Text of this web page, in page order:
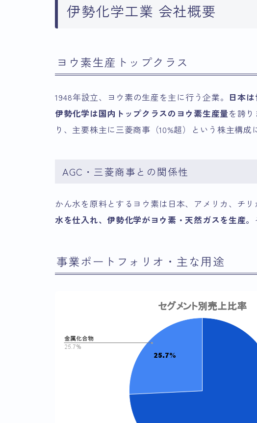
伊勢化学工業 会社概要
ヨウ素生産トップクラス
1948年設立、ヨウ素の生産を主に行う企業。 日本
伊勢化学は国内トップクラスのヨウ素生産量を誇
り、主要株主に三菱商事（10%超）という株主構成
AGC・三菱商事との関係性
かん水を原料とするヨウ素は日本、アメリカ、チ
水を仕入れ、伊勢化学がヨウ素・天然ガスを生産。
事業ポートフォリオ・主な用途